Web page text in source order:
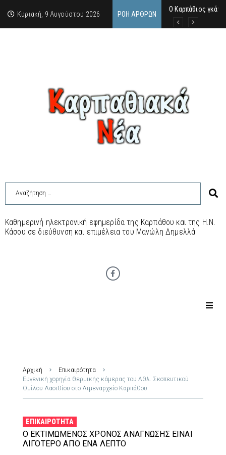
Κυριακή, 9 Αυγούστου 2026 ΡΟΉ ΆΡΘΡΩΝ
Ο Καρπάθιος
Από την πέτρα
Η Κάρπαθος υπό
Καθημερινή ηλεκτρονική εφημερίδα της Καρπάθου και της Η.Ν.
Κάσου σε διεύθυνση και επιμέλεια του Μανώλη Δημελλά
Αρχική
Επικαιρότητα
Ευγενική χορηγία θερμικής κάμερας του Αθλ. Σκοπευτικού
Ομίλου Λασιθίου στο Λιμεναρχείο Καρπάθου
ΕΠΙΚΑΙΡΌΤΗΤΑ
Ο ΕΚΤΙΜΏΜΕΝΟΣ ΧΡΌΝΟΣ ΑΝΆΓΝΩΣΗΣ ΕΊΝΑΙ
ΛΙΓΌΤΕΡΟ ΑΠΌ ΈΝΑ ΛΕΠΤΌ